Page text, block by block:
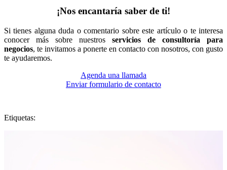
¡Nos encantaría saber de ti!
Si tienes alguna duda o comentario sobre este artículo o te interesa
conocer más sobre nuestros servicios de consultoría para
negocios, te invitamos a ponerte en contacto con nosotros, con gusto
te ayudaremos.
Agenda una llamada
Enviar formulario de contacto
Etiquetas: